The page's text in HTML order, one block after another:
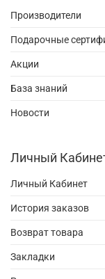
Производители
Подарочные
Акции
База знаний
Новости
Личный
Личный Кабинет
История заказов
Возврат товара
Закладки